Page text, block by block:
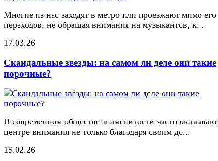
Многие из нас заходят в метро или проезжают мимо его
переходов, не обращая внимания на музыкантов, к...
17.03.26
Скандальные звёзды: на самом ли деле они такие
порочные?
В современном обществе знаменитости часто
центре внимания не только благодаря своим до...
15.02.26